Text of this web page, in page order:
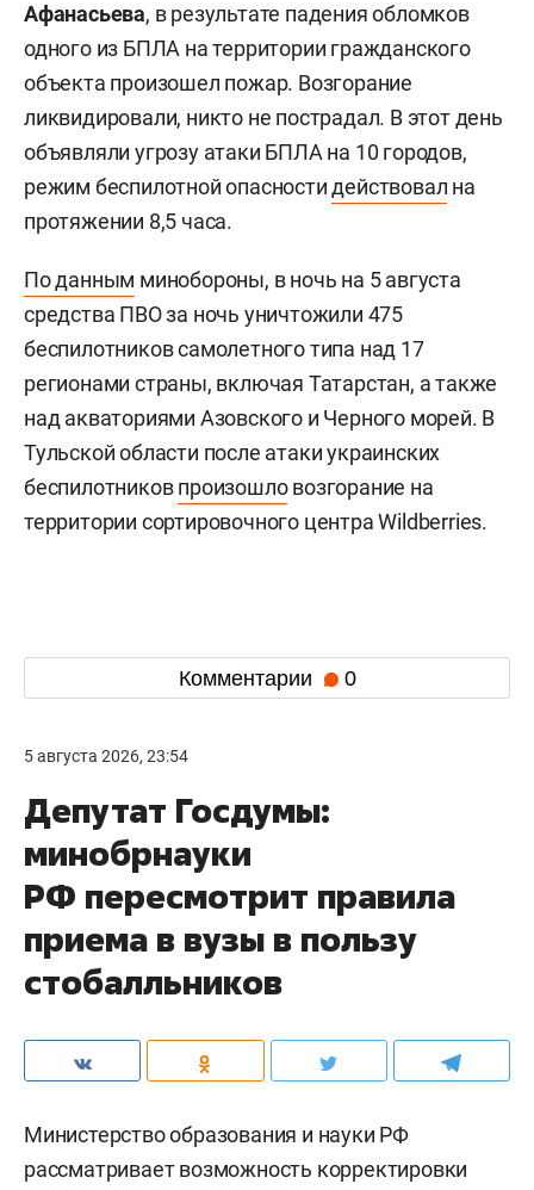
Афанасьева, в результате падения обломков
одного из БПЛА на территории гражданского
объекта произошел пожар. Возгорание
ликвидировали, никто не пострадал. В этот день
объявляли угрозу атаки БПЛА на 10 городов,
режим беспилотной опасностидействовал на
протяжении 8,5 часа.
По данным минобороны, в ночь на 5 августа
средства ПВО за ночь уничтожили 475
беспилотников самолетного типа над 17
регионами страны, включая Татарстан, а также
над акваториями Азовского и Черного морей. В
Тульской области после атаки украинских
беспилотниковпроизошловозгорание на
территории сортировочного центра Wildberries.
Комментарии 0
5 августа 2026, 23:54
Депутат Госдумы:
минобрнауки
РФ пересмотрит правила
приема в вузы в пользу
стобалльников
Министерство образования и науки РФ
рассматривает возможность корректировки